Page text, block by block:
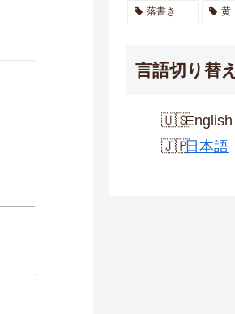
落書き 黄
言語切り替え
English
日本語